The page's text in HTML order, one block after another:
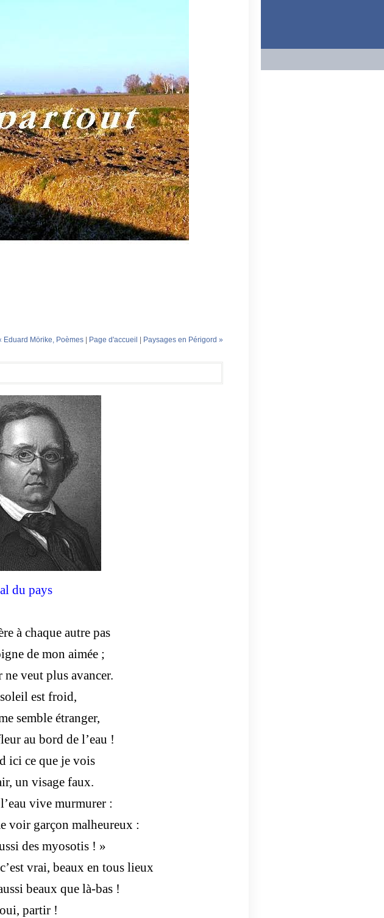
Eduard Mörike, Poèmes Page d'accueil
Paysages en Périgord »
pays
à chaque autre pas
de mon aimée ;
veut plus avancer.
est froid,
semble étranger,
au bord de l’eau !
ici ce que je vois
un visage faux.
vive murmurer :
voir garçon malheureux :
des myosotis ! »
vrai, beaux en tous lieux
beaux que là-bas !
partir !